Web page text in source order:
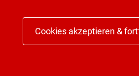
Cookies akzeptieren &